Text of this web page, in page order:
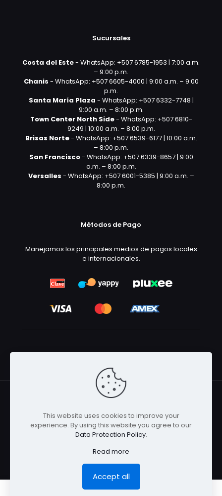
Sucursales
Costa del Este- WhatsApp: +507 6785-1953 | 7:00 a.m.
– 9:00 p.m.
Chanis - WhatsApp: +507 6605-4000 | 9:00 a.m. – 9:00
p.m.
Santa María Plaza - WhatsApp: +507 6332-7748 |
9:00 a.m. – 8:00 p.m.
Town Center North Side- WhatsApp: +507 6810-
9249 | 10:00 a.m. – 8:00 p.m.
Brisas Norte- WhatsApp: +507 6539-6177 | 10:00 a.m.
– 8:00 p.m.
San Francisco- WhatsApp: +507 6339-8657 | 9:00
a.m. – 8:00 p.m.
Versalles - WhatsApp: +507 6001-5385 | 9:00 a.m. –
8:00 p.m.
Métodos de Pago
Manejamos los principales medios de pagos locales
e internacionales.
© 2026 Betheme byMuffin group| All Rights Reserved |
Powered byWordPress
This website uses cookies to improve your
experience. By using this website you agree to our
Data Protection Policy.
Read more
Accept all